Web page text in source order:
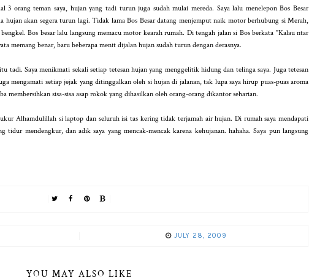
3 orang teman saya, hujan yang tadi turun juga sudah mulai mereda. Saya lalu menelepon Bos Besar
akan segera turun lagi. Tidak lama Bos Besar datang menjemput naik motor berhubung si Merah,
Bos besar lalu langsung memacu motor kearah rumah. Di tengah jalan si Bos berkata "Kalau ntar
memang benar, baru beberapa menit dijalan hujan sudah turun dengan derasnya.
tadi. Saya menikmati sekali setiap tetesan hujan yang menggelitik hidung dan telinga saya. Juga tetesan
mengamati setiap jejak yang ditinggalkan oleh si hujan di jalanan, tak lupa saya hirup puas-puas aroma
membersihkan sisa-sisa asap rokok yang dihasilkan oleh orang-orang dikantor seharian.
Alhamdulillah si laptop dan seluruh isi tas kering tidak terjamah air hujan. Di rumah saya mendapati
tidur mendengkur, dan adik saya yang mencak-mencak karena kehujanan. hahaha. Saya pun langsung
JULY 28, 2009
YOU MAY ALSO LIKE